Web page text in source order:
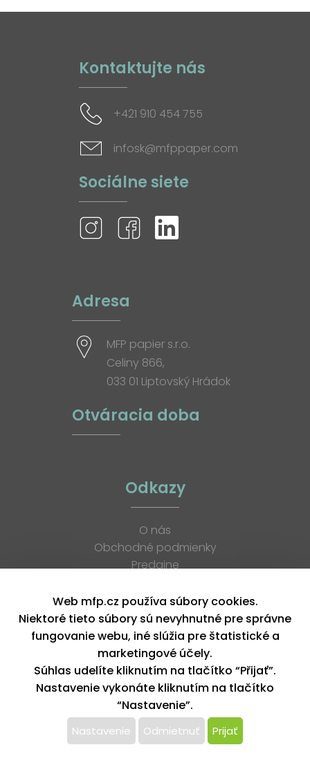
Kontaktujte nás
+421 910 454 755
infosk@mfppaper.com
Sociálne siete
Adresa
MFP papier s.r.o.
Celiny 866,
033 01 Liptovský Hrádok
Otváracia doba
Odkazy
O nás
Obchodné podmienky
Predajne
K stiahnutiu
Blog
Kontakt
Kariéra
XML feed
Copyright © 2026, MFP paper s. r. o. | Všetky práva vyhradené
design by MFP
Tento web používa k poskytovaniu služieb,
Web mfp.cz používa súbory cookies.
Niektoré tieto súbory sú nevyhnutné pre správne
fungovanie webu, iné slúžia pre štatistické a
marketingové účely.
Súhlas udelíte kliknutím na tlačítko “Přijať”.
Nastavenie vykonáte kliknutím na tlačítko
“Nastavenie”.
Nastavenie Odmietnuť Prijať